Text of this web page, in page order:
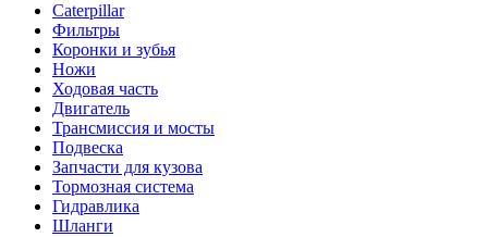
Caterpillar
Фильтры
Коронки и зубья
Ножи
Ходовая часть
Двигатель
Трансмиссия и мосты
Подвеска
Запчасти для кузова
Тормозная система
Гидравлика
Шланги